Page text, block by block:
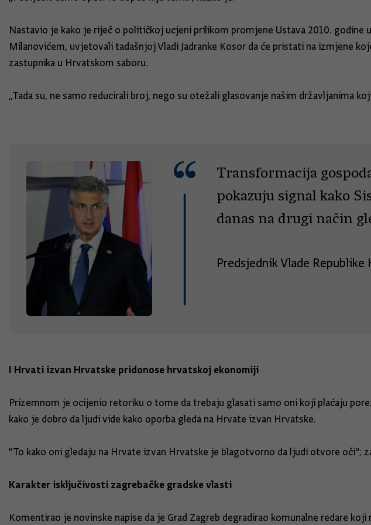
Nastavio je kako je riječ o političkoj ucjeni prilikom promjene Ustava 2010.
Milanovićem, uvjetovali tadašnjoj Vladi Jadranke Kosor da će pristati na izmjene
zastupnika u Hrvatskom saboru.
„Tada su, ne samo reducirali broj, nego su otežali glasovanje našim državljanima
Transformacija
pokazuju signal kako
danas na drugi način
Predsjednik Vlade
I Hrvati izvan Hrvatske pridonose hrvatskoj ekonomiji
Prizemnom je ocijenio retoriku o tome da trebaju glasati samo oni koji plaćaju
kako je dobro da ljudi vide kako oporba gleda na Hrvate izvan Hrvatske.
"To kako oni gledaju na Hrvate izvan Hrvatske je blagotvorno da ljudi otvore oči";
Karakter isključivosti zagrebačke gradske vlasti
Komentirao je novinske napise da je Grad Zagreb degradirao komunalne redare